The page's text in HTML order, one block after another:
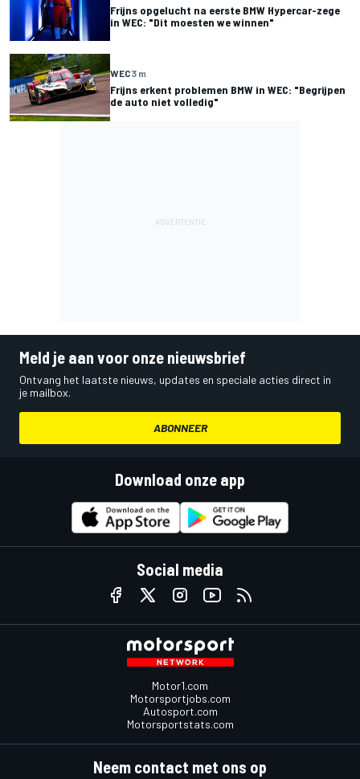
Frijns opgelucht na eerste BMW Hypercar-zege
in WEC: "Dit moesten we winnen"
WEC3 m
Frijns erkent problemen BMW in WEC: "Begrijpen
de auto niet volledig"
Meld je aan voor onze nieuwsbrief
Ontvang het laatste nieuws, updates en speciale acties direct in
je mailbox.
ABONNEER
Download onze app
Social media
Motor1.com
Motorsportjobs.com
Autosport.com
Motorsportstats.com
Neem contact met ons op